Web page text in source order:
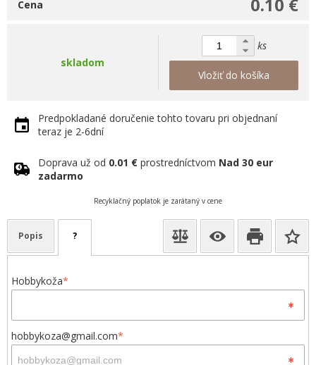
Cena
skladom
ks
Vložiť do košíka
Predpokladané doručenie tohto tovaru pri objednaní
teraz je 2-6dní
Doprava už od 0.01 € prostredníctvom Nad 30 eur
zadarmo
Recyklačný poplatok je zarátaný v cene
Popis ?
Hobbykoža*
hobbykoza@gmail.com*